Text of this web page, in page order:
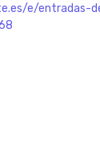
e/entradas-